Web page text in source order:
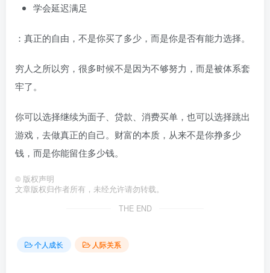
学会延迟满足
：真正的自由，不是你买了多少，而是你是否有能力选择。
穷人之所以穷，很多时候不是因为不够努力，而是被体系套
牢了。
你可以选择继续为面子、贷款、消费买单，也可以选择跳出
游戏，去做真正的自己。财富的本质，从来不是你挣多少
钱，而是你能留住多少钱。
© 版权声明
文章版权归作者所有，未经允许请勿转载。
THE END
个人成长 人际关系